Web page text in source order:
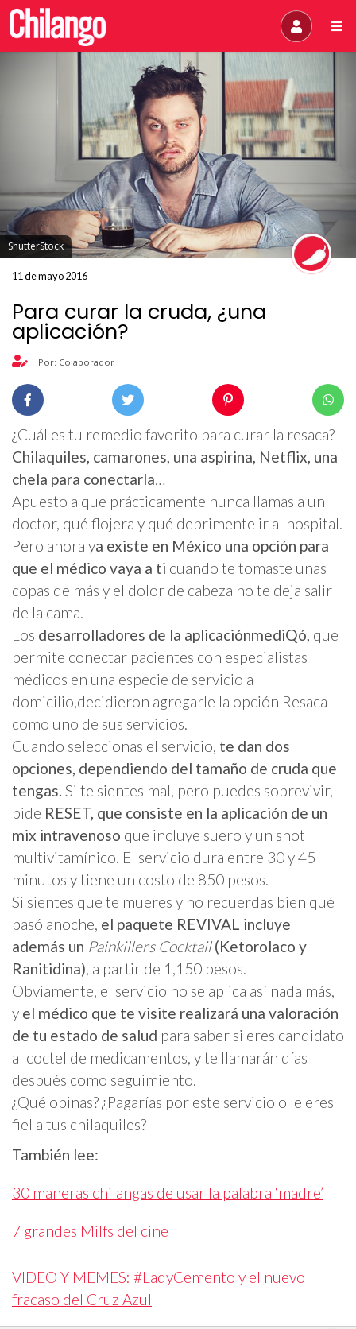
ShutterStock
11 de mayo 2016
Para curar la cruda, ¿una
aplicación?
Por: Colaborador
¿Cuál es tu remedio favorito para curar la resaca?
Chilaquiles, camarones, una aspirina, Netflix, una
chela para conectarla…
Apuesto a que prácticamente nunca llamas a un
doctor, qué flojera y qué deprimente ir al hospital.
Pero ahora ya existe en México una opción para
que el médico vaya a ti cuando te tomaste unas
copas de más y el dolor de cabeza no te deja salir
de la cama.
Los desarrolladores de la aplicaciónmediQó, que
permite conectar pacientes con especialistas
médicos en una especie de servicio a
domicilio,decidieron agregarle la opción Resaca
como uno de sus servicios.
Cuando seleccionas el servicio, te dan dos
opciones, dependiendo del tamaño de cruda que
tengas. Si te sientes mal, pero puedes sobrevivir,
pide RESET, que consiste en la aplicación de un
mix intravenoso que incluye suero y un shot
multivitamínico. El servicio dura entre 30 y 45
minutos y tiene un costo de 850 pesos.
Si sientes que te mueres y no recuerdas bien qué
pasó anoche, el paquete REVIVAL incluye
además un Painkillers Cocktail(Ketorolaco y
Ranitidina), a partir de 1,150 pesos.
Obviamente, el servicio no se aplica así nada más,
y el médico que te visite realizará una valoración
de tu estado de salud para saber si eres candidato
al coctel de medicamentos, y te llamarán días
después como seguimiento.
¿Qué opinas? ¿Pagarías por este servicio o le eres
fiel a tus chilaquiles?
También lee:
30 maneras chilangas de usar la palabra ‘madre’
7 grandes Milfs del cine
VIDEO Y MEMES: #LadyCemento y el nuevo
fracaso del Cruz Azul